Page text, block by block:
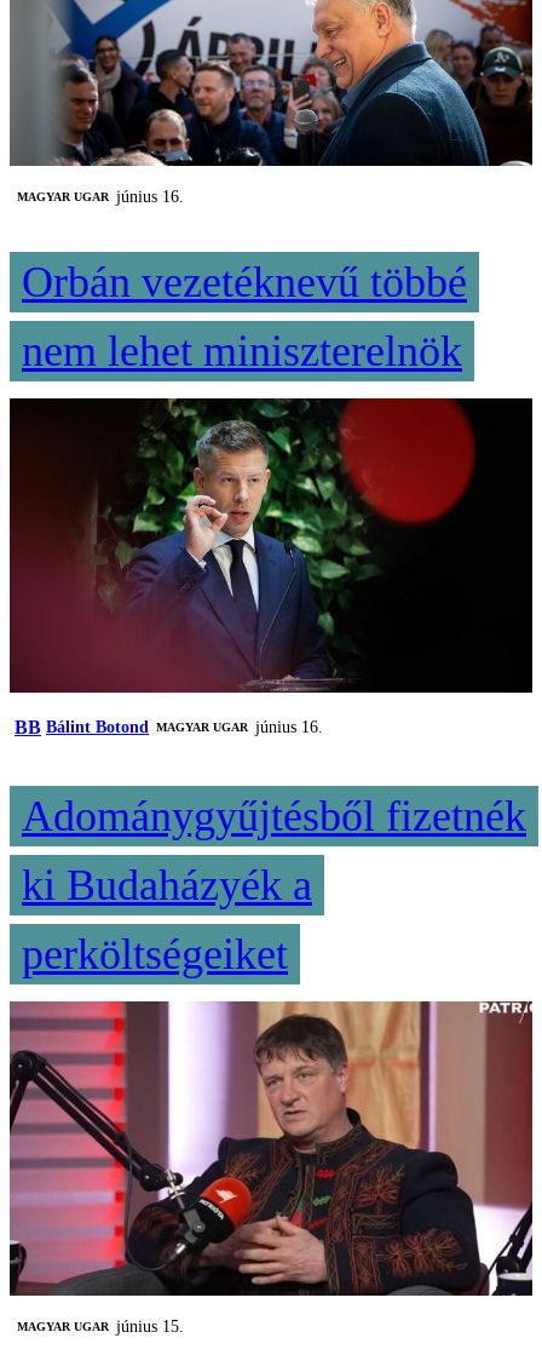
MAGYAR UGAR június 16.
Orbán vezetéknevű többé
nem lehet miniszterelnök
BB Bálint Botond MAGYAR UGAR június 16.
Adománygyűjtésből fizetnék
ki Budaházyék a
perköltségeiket
MAGYAR UGAR június 15.